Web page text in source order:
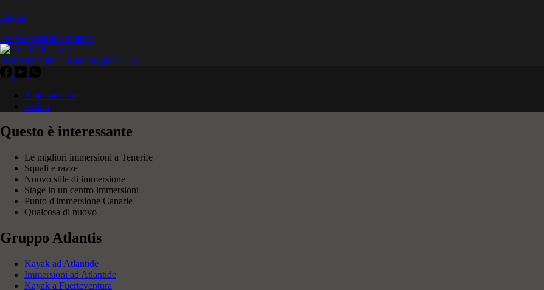
Kayak
Notte e visibilità limitata
Primo soccorso - React Right / EFR
Il mio account
Ordini
Questo è interessante
Le migliori immersioni a Tenerife
Squali e razze
Nuovo stile di immersione
Stage in un centro immersioni
Punto d'immersione Canarie
Qualcosa di nuovo
Gruppo Atlantis
Kayak ad Atlantide
Immersioni ad Atlantide
Kayak a Fuerteventura